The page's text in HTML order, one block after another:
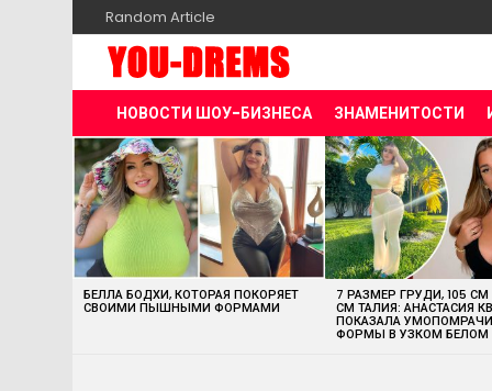
Random Article
НОВОСТИ ШОУ-БИЗНЕСА ЗНАМЕНИТОСТИ
MOST
VIEWED
STORIES
БЕЛЛА БОДХИ, КОТОРАЯ ПОКОРЯЕТ
СВОИМИ ПЫШНЫМИ ФОРМАМИ
7 РАЗМЕР ГРУДИ, 105
СМ ТАЛИЯ: АНАСТАСИЯ
ПОКАЗАЛА
ФОРМЫ В УЗКОМ БЕЛОМ